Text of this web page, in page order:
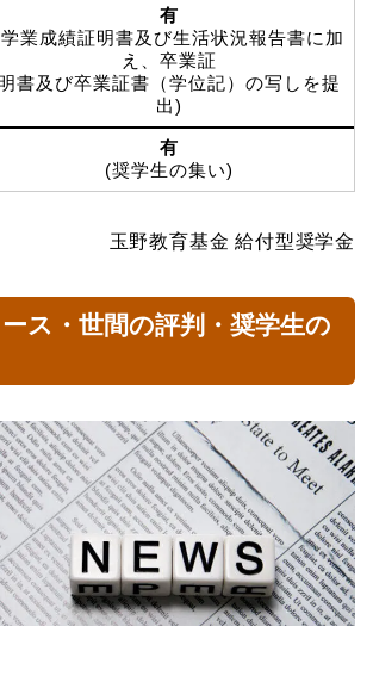
有
業成績証明書及び生活状況報告書に加
え、卒業証
明書及び卒業証書（学位記）の写しを提
出)
有
(奨学生の集い)
玉野教育基金 給付型奨学金
ス・世間の評判・奨学生の